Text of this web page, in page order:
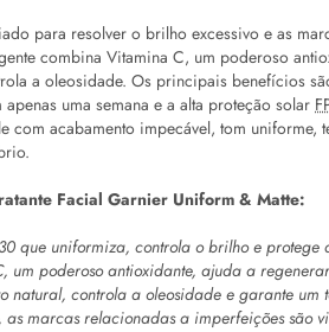
para resolver o brilho excessivo e as
combina Vitamina C, um poderoso
a oleosidade. Os principais benefícios
uma semana e a alta proteção solar
com acabamento impecável, tom uniforme,
Facial Garnier Uniform & Matte:
que uniformiza, controla o brilho e protege
um poderoso antioxidante, ajuda a
natural, controla a oleosidade e garante um
as marcas relacionadas a imperfeições são